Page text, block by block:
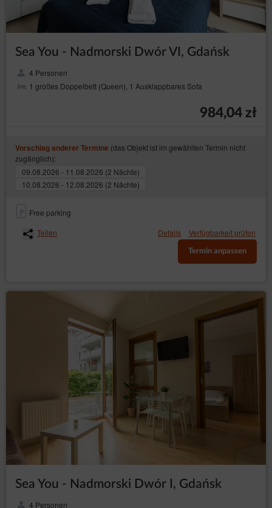
Sea You - Nadmorski Dwór VI, Gdańsk
4 Personen
1 großes Doppelbett (Queen), 1 Ausklappbares Sofa
984,04 zł
Vorschlag anderer Termine (das Objekt ist im gewählten Termin nicht
zugänglich):
09.08.2026 - 11.08.2026 (2 Nächte)
10.08.2026 - 12.08.2026 (2 Nächte)
Free parking
Teilen
Details Verfügbarkeit prüfen
Termin anpassen
Sea You - Nadmorski Dwór I, Gdańsk
4 Personen